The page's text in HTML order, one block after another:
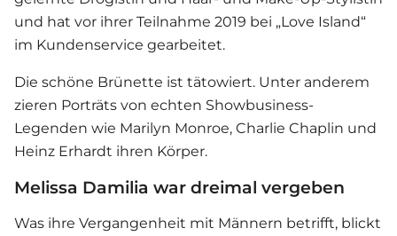
und hat vor ihrer Teilnahme 2019 bei „Love Island“
im Kundenservice gearbeitet.
Die schöne Brünette ist tätowiert. Unter anderem
zieren Porträts von echten Showbusiness-
Legenden wie Marilyn Monroe, Charlie Chaplin und
Heinz Erhardt ihren Körper.
Melissa Damilia war dreimal vergeben
Was ihre Vergangenheit mit Männern betrifft, blickt